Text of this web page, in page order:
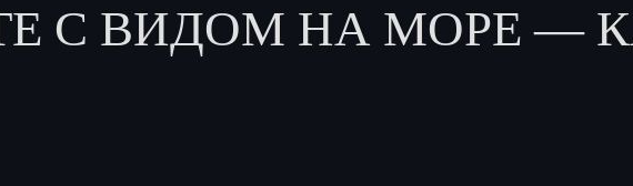
С ВИДОМ НА МОРЕ —